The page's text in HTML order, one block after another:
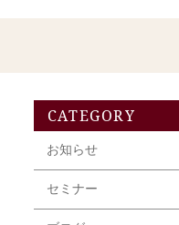
CATEGORY
お知らせ
セミナー